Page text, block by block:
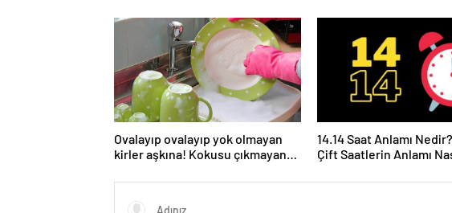
Ovalayıp ovalayıp yok olmayan
kirler aşkına! Kokusu çıkmayan
14.14 Saat Anlamı
Çift Saatlerin Anlamı